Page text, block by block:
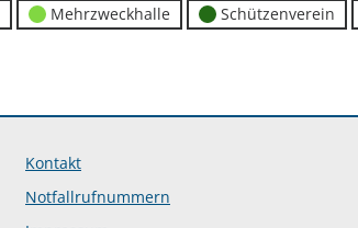
Mehrzweckhalle Schützenverein
Kontakt
Notfallrufnummern